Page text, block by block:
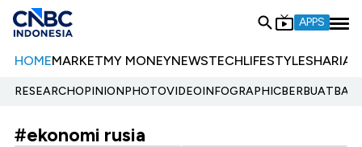
APPS
HOMEMARKETMY MONEYNEWSTECHLIFESTYLESHARIA
RESEARCHOPINIONPHOTOVIDEOINFOGRAPHIC
#ekonomi rusia